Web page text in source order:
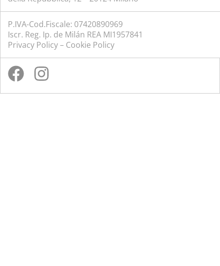
P.IVA-Cod.Fiscale: 07420890969
Iscr. Reg. Ip. de Milán REA MI1957841
Privacy Policy– Cookie Policy